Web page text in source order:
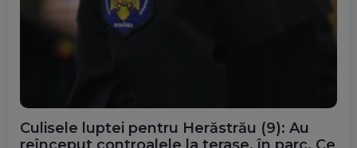
Culisele luptei pentru Herăstrău (9): Au